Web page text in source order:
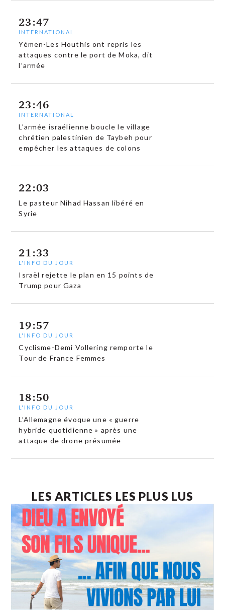
23:47
INTERNATIONAL
Yémen-Les Houthis ont repris les
attaques contre le port de Moka, dit
l’armée
23:46
INTERNATIONAL
L’armée israélienne boucle le village
chrétien palestinien de Taybeh pour
empêcher les attaques de colons
22:03
Le pasteur Nihad Hassan libéré en
Syrie
21:33
L'INFO DU JOUR
Israël rejette le plan en 15 points de
Trump pour Gaza
19:57
L'INFO DU JOUR
Cyclisme-Demi Vollering remporte le
Tour de France Femmes
18:50
L'INFO DU JOUR
L’Allemagne évoque une « guerre
hybride quotidienne » après une
attaque de drone présumée
LES ARTICLES LES PLUS LUS